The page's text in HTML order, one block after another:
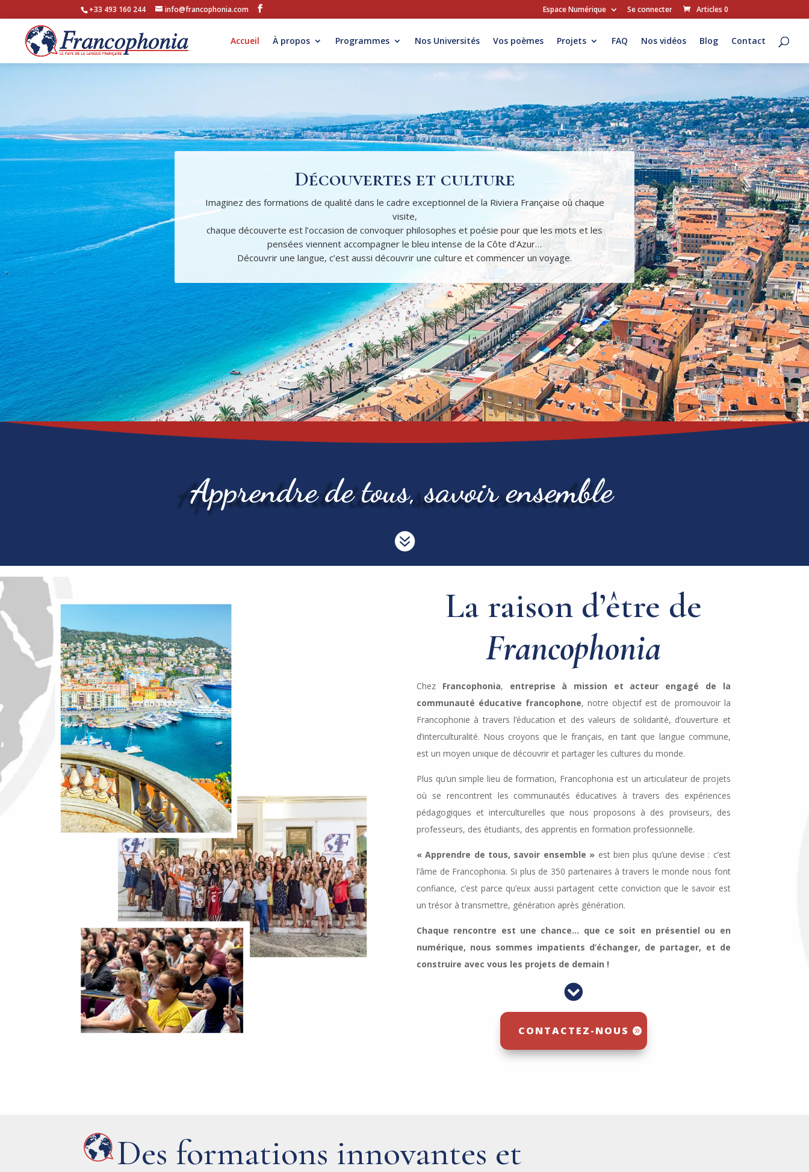
+33 493 160 244 info@francophonia.com Espace Numérique Se connecter Articles 0
Accueil À propos Programmes Nos Universités Vos poèmes Projets FAQ Nos vidéos Blog Contact
Découvertes et culture
Imaginez des formations de qualité dans le cadre exceptionnel de la Riviera Française où chaque
visite,
chaque découverte est l’occasion de convoquer philosophes et poésie pour que les mots et les
pensées viennent accompagner le bleu intense de la Côte d’Azur…
Découvrir une langue, c’est aussi découvrir une culture et commencer un voyage.
Apprendre de tous, savoir ensemble

La raison d’être de
Francophonia
Chez Francophonia, entreprise à mission et acteur engagé de la
communauté éducative francophone, notre objectif est de promouvoir la
Francophonie à travers l’éducation et des valeurs de solidarité, d’ouverture et
d’interculturalité. Nous croyons que le français, en tant que langue commune,
est un moyen unique de découvrir et partager les cultures du monde.
Plus qu’un simple lieu de formation, Francophonia est un articulateur de projets
où se rencontrent les communautés éducatives à travers des expériences
pédagogiques et interculturelles que nous proposons à des proviseurs, des
professeurs, des étudiants, des apprentis en formation professionnelle.
« Apprendre de tous, savoir ensemble » est bien plus qu’une devise : c’est
l’âme de Francophonia. Si plus de 350 partenaires à travers le monde nous font
confiance, c’est parce qu’eux aussi partagent cette conviction que le savoir est
un trésor à transmettre, génération après génération.
Chaque rencontre est une chance… que ce soit en présentiel ou en
numérique, nous sommes impatients d’échanger, de partager, et de
construire avec vous les projets de demain !

CONTACTEZ-NOUS
Des formations innovantes et